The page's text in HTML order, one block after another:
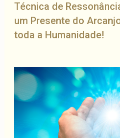
Técnica de
um Presente do
toda a Humanidade!